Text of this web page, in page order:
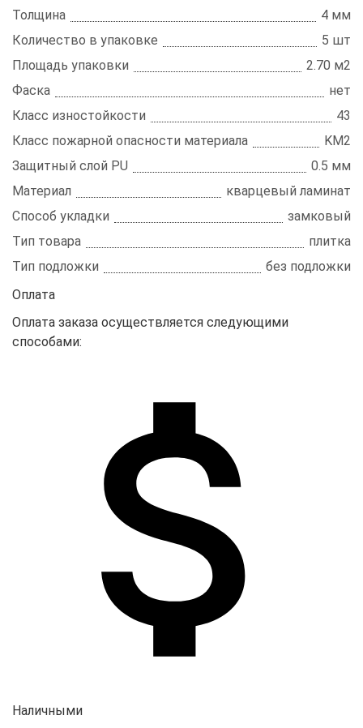
Толщина
4 мм
Количество в упаковке
5 шт
Площадь упаковки
2.70 м2
Фаска
нет
Класс изностойкости
43
Класс пожарной опасности материала
KM2
Защитный слой PU
0.5 мм
Материал
кварцевый ламинат
Способ укладки
замковый
Тип товара
плитка
Тип подложки
без подложки
Оплата
Оплата заказа осуществляется следующими
способами:
Наличными